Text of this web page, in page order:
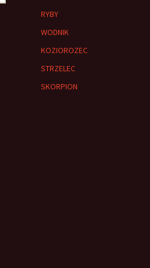
RYBY
WODNIK
KOZIOROZEC
STRZELEC
SKORPION